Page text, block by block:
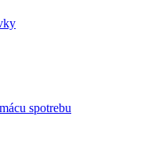
spotrebu